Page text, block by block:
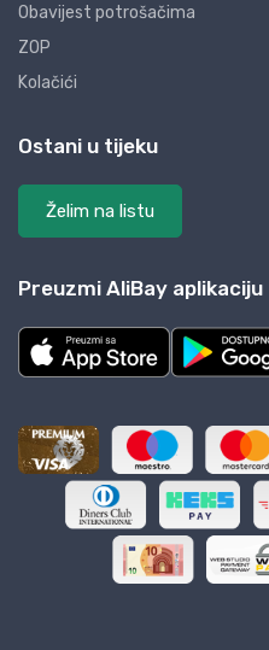
Obavijest potrošačima
ZOP
Kolačići
Ostani u tijeku
Želim na listu
Preuzmi AliBay aplikaciju